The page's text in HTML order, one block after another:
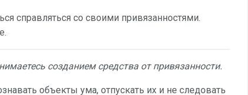
справляться со своими привязанностями.
созданием средства от привязанности.
объекты ума, отпускать их и не следовать